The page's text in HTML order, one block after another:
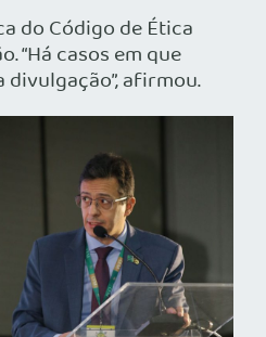
do Código de Ética
“Há casos em que
afirmou.